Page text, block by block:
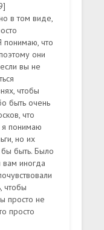
в том виде,
понимаю, что
они
вы не
чтобы
быть очень
что
я понимаю
но их
бы быть. Было
иногда
чтобы
просто не
просто